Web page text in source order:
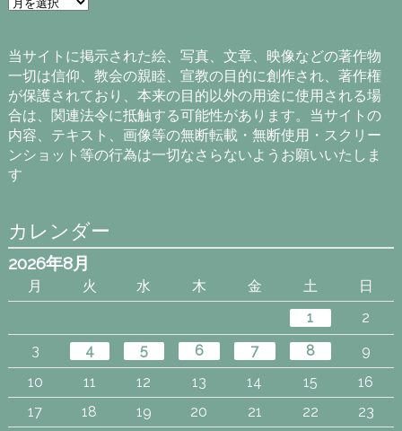
ー
ブ
当サイトに掲示された絵、写真、文章、映像などの著作物
一切は信仰、教会の親睦、宣教の目的に創作され、著作権
が保護されており、本来の目的以外の用途に使用される場
合は、関連法令に抵触する可能性があります。当サイトの
内容、テキスト、画像等の無断転載・無断使用・スクリー
ンショット等の行為は一切なさらないようお願いいたしま
す
カレンダー
2026年8月
月 火 水 木 金 土
日
1
2
3
4 5 6 7 8
9
10
11 12 13 14 15
16
17
18 19 20 21 22
23